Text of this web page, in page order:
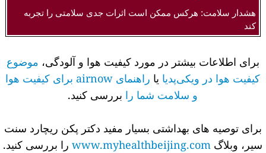
هشدار سلامت: هرکس ممکن است اثرات جدی سلامتی را تجربه
کند
برای اطلاعات بیشتر در مورد کیفیت هوا و آلودگی، موضوع
کیفیت هوا در ویکی‌پدیایا
راهنمای airnow برای کیفیت هوا
و سلامت شما را بررسی کنید.
برای توصیه های بهداشتی بسیار مفید دکتر پکن ریچارد سنت
سیر، وبلاگ www.myhealthbeijing.comرا بررسی کنید.